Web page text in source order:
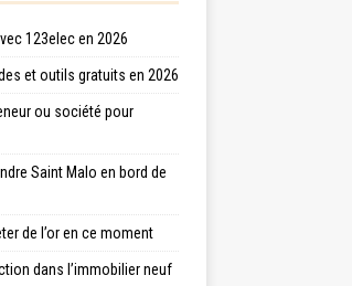
123elec en 2026
et outils gratuits en 2026
ou société pour
Saint Malo en bord de
de l’or en ce moment
dans l’immobilier neuf